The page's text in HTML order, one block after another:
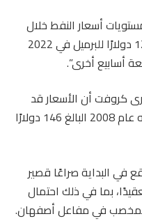
أسعار النفط خلال
الأزمة الروسية الأوكرانية البالغة 128 دولارًا للبرميل في 2022
أسابيع أخرى”.
كروفت أن الأسعار قد
تتجاوز المستوى القياسي الذي بلغته عام 2008 البالغ 146 دولارًا
في البداية صراعًا قصير
بما في ذلك احتمال
المخصب في مفاعل أصفهان.